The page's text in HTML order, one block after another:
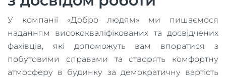
У компанії «Добро людям» ми пишаємося
наданням висококваліфікованих та досвідчених
фахівців, які допоможуть вам впоратися з
побутовими справами та створять комфортну
атмосферу в будинку за демократичну вартість